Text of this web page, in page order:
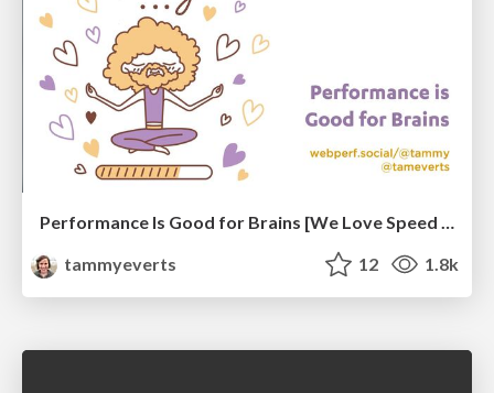
Performance Is Good for Brains [We Love Speed 2024]
tammyeverts
12 1.8k